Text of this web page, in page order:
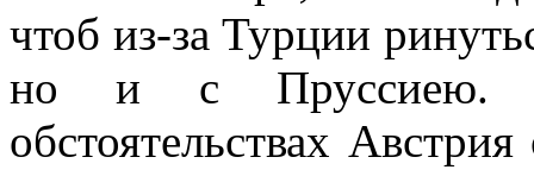
чтоб из-за Турции
но и с Пруссиею.
обстоятельствах